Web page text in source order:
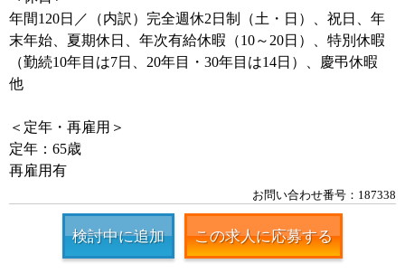
年間120日／（内訳）完全週休2日制（土・日）、祝日、年
末年始、夏期休日、年次有給休暇（10～20日）、特別休暇
（勤続10年目は7日、20年目・30年目は14日）、慶弔休暇
他
＜定年・再雇用＞
定年：65歳
再雇用有
お問い合わせ番号：187338
検討中に追加 この求人に応募する